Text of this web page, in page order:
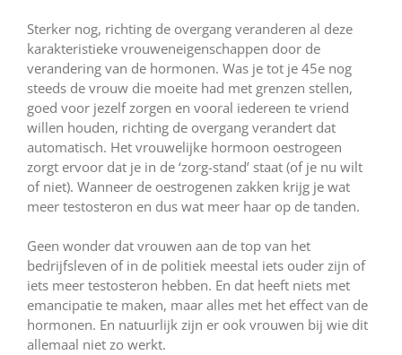
Sterker nog, richting de overgang veranderen al deze
karakteristieke vrouweneigenschappen door de
verandering van de hormonen. Was je tot je 45e nog
steeds de vrouw die moeite had met grenzen stellen,
goed voor jezelf zorgen en vooral iedereen te vriend
willen houden, richting de overgang verandert dat
automatisch. Het vrouwelijke hormoon oestrogeen
zorgt ervoor dat je in de ‘zorg-stand’ staat (of je nu wilt
of niet). Wanneer de oestrogenen zakken krijg je wat
meer testosteron en dus wat meer haar op de tanden.
Geen wonder dat vrouwen aan de top van het
bedrijfsleven of in de politiek meestal iets ouder zijn of
iets meer testosteron hebben. En dat heeft niets met
emancipatie te maken, maar alles met het effect van de
hormonen. En natuurlijk zijn er ook vrouwen bij wie dit
allemaal niet zo werkt.